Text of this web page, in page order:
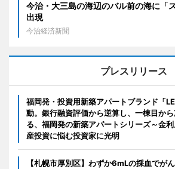
今治・大三島の海辺のバル前の海に
出現
今治経済新聞
プレスリリース
福岡発・投資用新築アパートブランド「
動。銀行融資評価から逆算し、一棟目か
る、福岡発の新築アパートシリーズ～金
産投資に悩む投資家に光明
【札幌市厚別区】わずか6mLの採血でが